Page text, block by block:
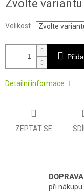
cena:
Zvolte variantu
Velikost
Detailní informace
ZEPTAT SE
při nákupu